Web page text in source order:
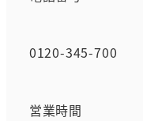
0120-345-700
営業時間